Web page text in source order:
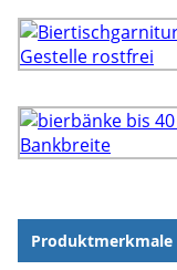
Produktmerkmale